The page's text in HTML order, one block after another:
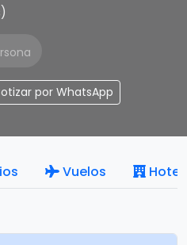
por WhatsApp
Vuelos